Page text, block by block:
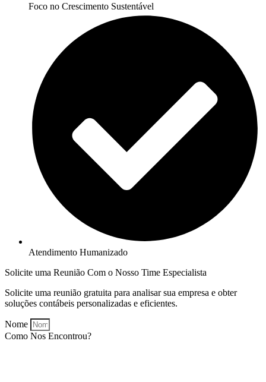
Foco no Crescimento Sustentável
Atendimento Humanizado
Solicite uma Reunião Com o Nosso Time Especialista
Solicite uma reunião gratuita para analisar sua empresa e obter
soluções contábeis personalizadas e eficientes.
Nome
Como Nos Encontrou?